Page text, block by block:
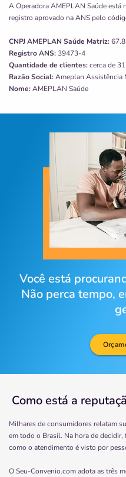
A Operadora AMEPLAN Saúde está
registro aprovado na ANS pelo
CNPJAMEPLAN Saúde Matriz:
Registro ANS:39473-4
Quantidade de clientes:cerca de
Razão Social:Ameplan Assistência
Nome:AMEPLAN Saúde
Você está
Não perca tempo,
Como está a
Milhares de consumidores relatam
em todo o Brasil. Na hora de
como o atendimento é visto por
O Seu-Convenio.com adota as três